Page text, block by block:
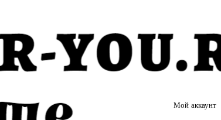
Мой аккаунт